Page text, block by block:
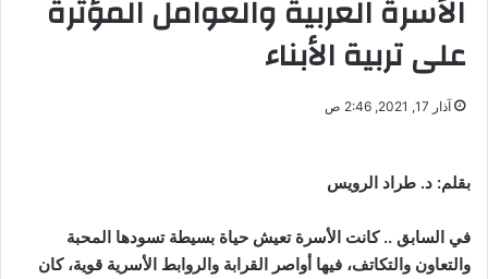
الأسرة العربية والعوامل المؤثرة
على تربية الأبناء
آذار 17, 2021, 2:46 ص
بقلم: د. طراد الرويس
في السابق .. كانت الأسرة تعيش حياة بسيطة تسودها المحبة
والتعاون والتكاتف، فيها أواصر القرابة والروابط الأسرية قوية، كان